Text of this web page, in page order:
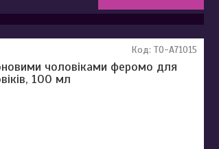
чоловіками феромо для
100 мл
Код: TO-A71015